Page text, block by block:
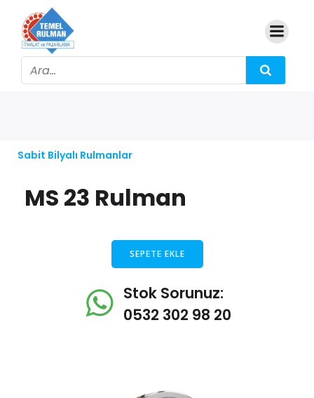
Sabit Bilyalı Rulmanlar
MS 23 Rulman
SEPETE EKLE
Stok Sorunuz:
0532 302 98 20